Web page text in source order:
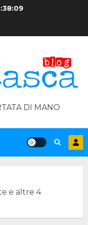
DI MANO
e altre 4